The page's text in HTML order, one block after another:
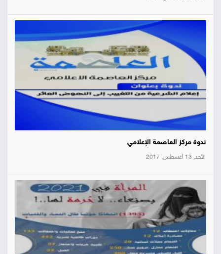
ندوة مركز العاصمة الإعلامي
الأحد, 13 أغسطس, 2017